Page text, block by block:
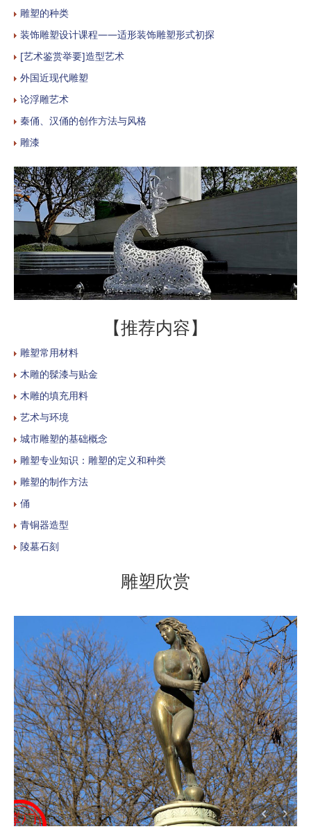
雕塑的种类
装饰雕塑设计课程——适形装饰雕塑形式初探
[艺术鉴赏举要]造型艺术
外国近现代雕塑
论浮雕艺术
秦俑、汉俑的创作方法与风格
雕漆
【推荐内容】
雕塑常用材料
木雕的髹漆与贴金
木雕的填充用料
艺术与环境
城市雕塑的基础概念
雕塑专业知识：雕塑的定义和种类
雕塑的制作方法
俑
青铜器造型
陵墓石刻
雕塑欣赏